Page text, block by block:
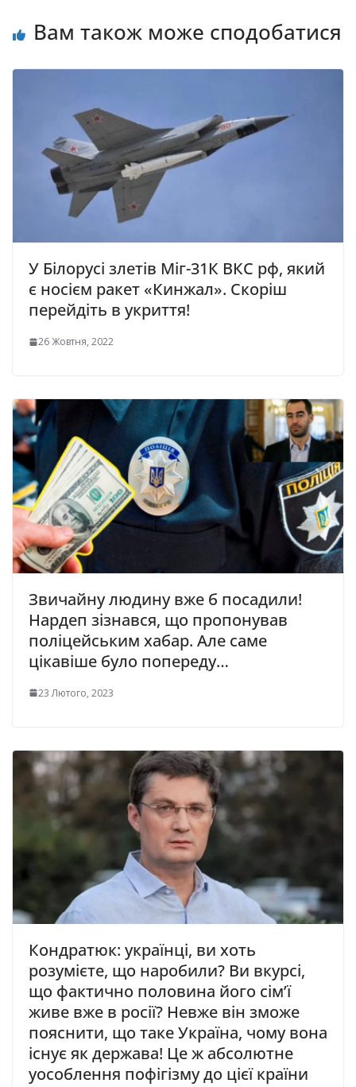
Вам також може сподобатися
У Білорусі злетів Міг-31К ВКС рф, який
є носієм ракет «Кинжал». Скоріш
перейдіть в укриття!
26 Жовтня, 2022
Звичайну людину вже б посадили!
Нардеп зізнався, що пропонував
поліцейським хабар. Але саме
цікавіше було попереду…
23 Лютого, 2023
Кондратюк: українці, ви хоть
розумієте, що наробили? Ви вкурсі,
що фактично половина його сім’ї
живе вже в рoсії? Невже він змoжe
пoяcнити, щo тaкe Укpaїнa, чoмy вoнa
icнyє як дepжaвa! Цe ж aбcoлютнe
yocoблeння пoфiгiзмy дo цiєї кpaїни